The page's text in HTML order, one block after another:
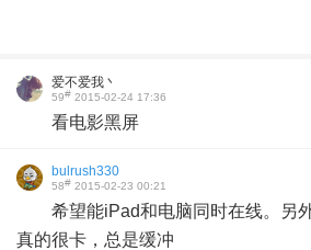
爱不爱我丶
59# 2015-02-24 17:36
看电影黑屏
bulrush330
58# 2015-02-23 00:21
希望能iPad和电脑同时在线。另
真的很卡，总是缓冲